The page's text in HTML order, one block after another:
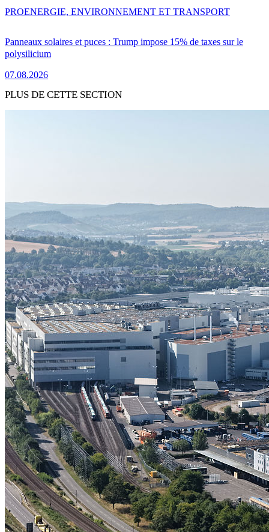
Panneaux solaires et puces : Trump impose 15% de taxes sur le
polysilicium
07.08.2026
PROENERGIE, ENVIRONNEMENT ET TRANSPORT
PLUS DE CETTE SECTION